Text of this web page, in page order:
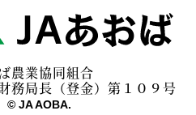
おば農業協同組合
局長（登金）第１０９号
© JA AOBA.